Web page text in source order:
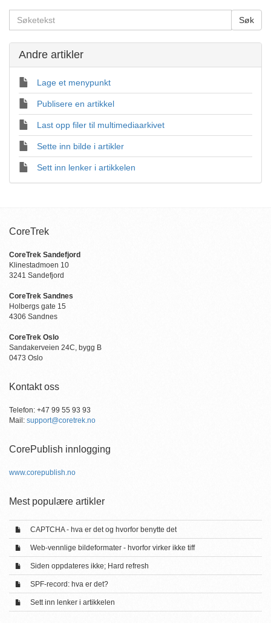
Andre artikler
Lage et menypunkt
Publisere en artikkel
Last opp filer til multimediaarkivet
Sette inn bilde i artikler
Sett inn lenker i artikkelen
CoreTrek
CoreTrek Sandefjord
Klinestadmoen 10
3241 Sandefjord
CoreTrek Sandnes
Holbergs gate 15
4306 Sandnes
CoreTrek Oslo
Sandakerveien 24C, bygg B
0473 Oslo
Kontakt oss
Telefon: +47 99 55 93 93
Mail: support@coretrek.no
CorePublish innlogging
www.corepublish.no
Mest populære artikler
CAPTCHA - hva er det og hvorfor benytte det
Web-vennlige bildeformater - hvorfor virker ikke tiff
Siden oppdateres ikke; Hard refresh
SPF-record: hva er det?
Sett inn lenker i artikkelen